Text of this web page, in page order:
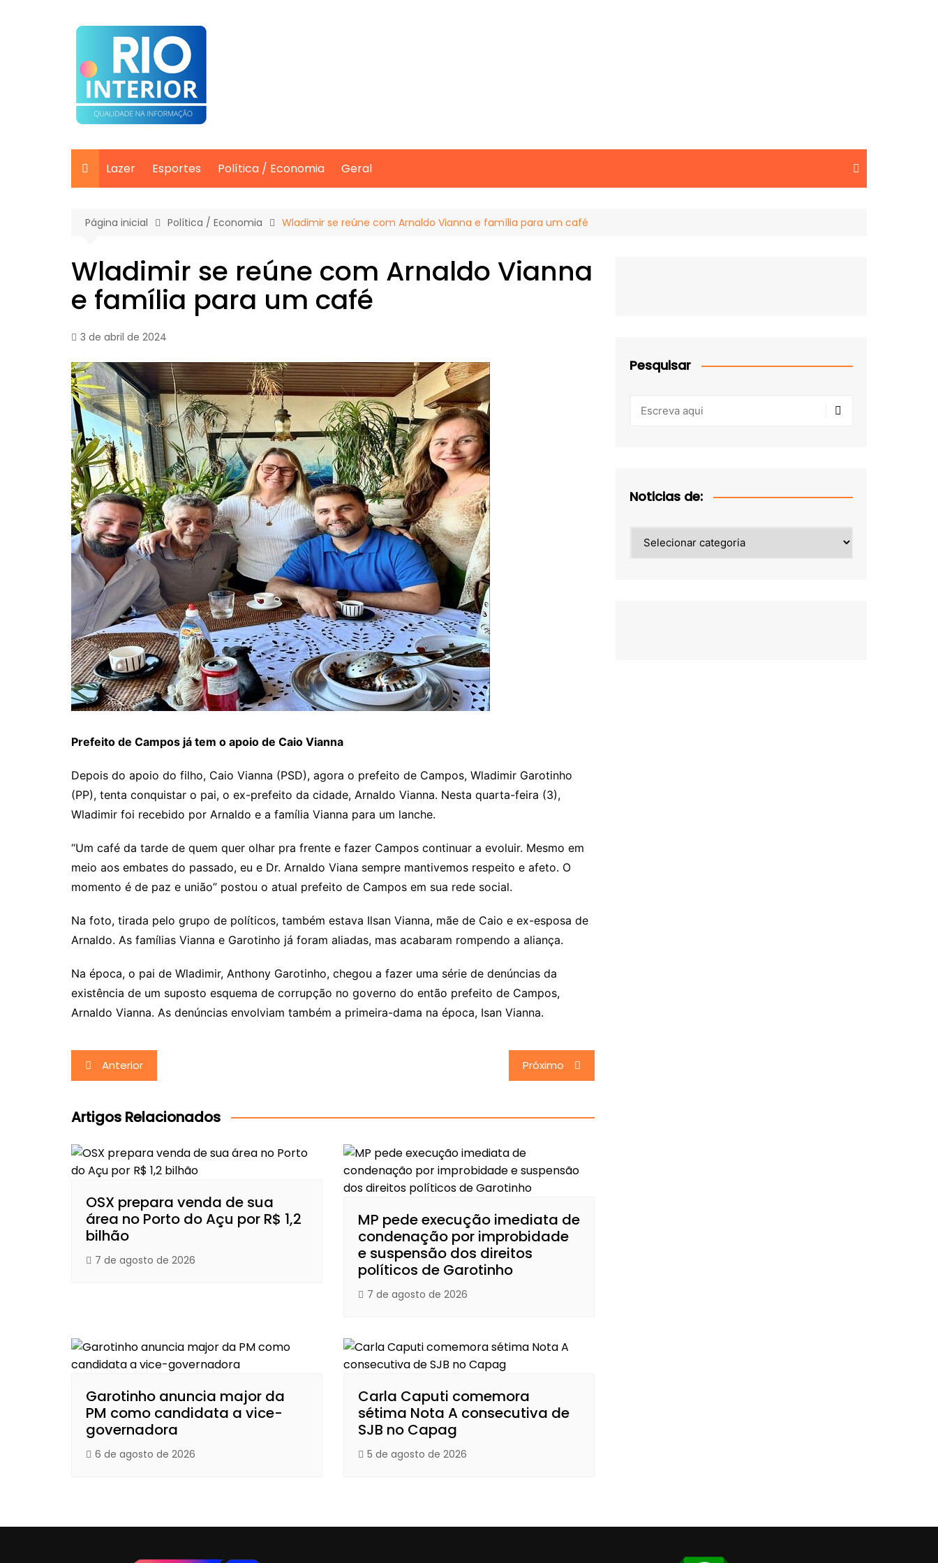
Lazer Esportes Política / Economia Geral
Página inicial Política / Economia Wladimir se reúne com Arnaldo Vianna e família para um café
Wladimir se reúne com Arnaldo Vianna
e família para um café
3 de abril de 2024
Prefeito de Campos já tem o apoio de Caio Vianna
Depois do apoio do filho, Caio Vianna (PSD), agora o prefeito de Campos, Wladimir Garotinho
(PP), tenta conquistar o pai, o ex-prefeito da cidade, Arnaldo Vianna. Nesta quarta-feira (3),
Wladimir foi recebido por Arnaldo e a família Vianna para um lanche.
“Um café da tarde de quem quer olhar pra frente e fazer Campos continuar a evoluir. Mesmo em
meio aos embates do passado, eu e Dr. Arnaldo Viana sempre mantivemos respeito e afeto. O
momento é de paz e união” postou o atual prefeito de Campos em sua rede social.
Na foto, tirada pelo grupo de políticos, também estava Ilsan Vianna, mãe de Caio e ex-esposa de
Arnaldo. As famílias Vianna e Garotinho já foram aliadas, mas acabaram rompendo a aliança.
Na época, o pai de Wladimir, Anthony Garotinho, chegou a fazer uma série de denúncias da
existência de um suposto esquema de corrupção no governo do então prefeito de Campos,
Arnaldo Vianna. As denúncias envolviam também a primeira-dama na época, Isan Vianna.
Navegação
de
Post
Anterior Próximo
Artigos Relacionados
OSX prepara venda de sua
área no Porto do Açu por R$ 1,2
bilhão
7 de agosto de 2026
MP pede execução imediata de
condenação por improbidade
e suspensão dos direitos
políticos de Garotinho
7 de agosto de 2026
Garotinho anuncia major da
PM como candidata a vice-
governadora
6 de agosto de 2026
Carla Caputi comemora
sétima Nota A consecutiva de
SJB no Capag
5 de agosto de 2026
Pesquisar
Noticias de:
de: